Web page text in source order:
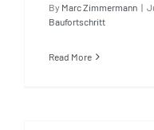
By Marc Zimmermann |
Baufortschritt
Read More